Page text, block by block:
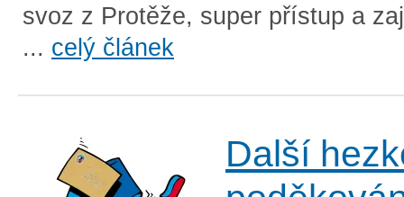
svoz z Protěže, super přístup a
... celý článek
Další